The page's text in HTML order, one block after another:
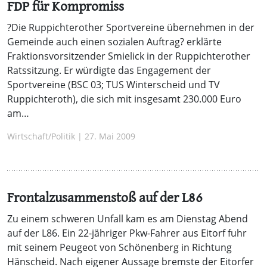
FDP für Kompromiss
?Die Ruppichterother Sportvereine übernehmen in der
Gemeinde auch einen sozialen Auftrag? erklärte
Fraktionsvorsitzender Smielick in der Ruppichterother
Ratssitzung. Er würdigte das Engagement der
Sportvereine (BSC 03; TUS Winterscheid und TV
Ruppichteroth), die sich mit insgesamt 230.000 Euro
am…
Wirtschaft/Politik | 27. Mai 2009
Frontalzusammenstoß auf der L86
Zu einem schweren Unfall kam es am Dienstag Abend
auf der L86. Ein 22-jähriger Pkw-Fahrer aus Eitorf fuhr
mit seinem Peugeot von Schönenberg in Richtung
Hänscheid. Nach eigener Aussage bremste der Eitorfer